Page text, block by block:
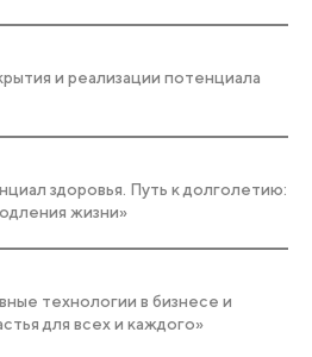
и реализации потенциала
здоровья. Путь к долголетию:
жизни»
технологии в бизнесе и
для всех и каждого»